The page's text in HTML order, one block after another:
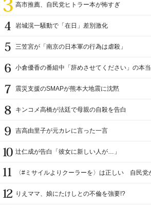
高市推薦、自民党ヒトラー本が怖すぎ
岩城滉一騒動で「在日」差別激化
三笠宮が「南京の日本軍の行為は虐殺」
小倉優香の番組中「辞めさせてください」の本
震災支援のSMAPが熊本大地震に沈黙
キンコメ高橋が法廷で母親の自殺を告白
吉高由里子が元カレに言った一言
辻仁成が告白「彼女に新しい人が…」
〈#ミサイルよりクーラーを〉は正しい 自民党
りえママ、娘にたけしとの不倫を強要!?